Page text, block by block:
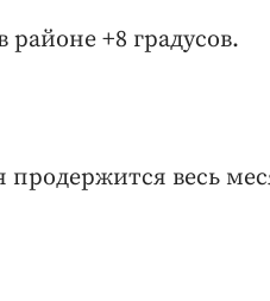
районе +8 градусов.
весь